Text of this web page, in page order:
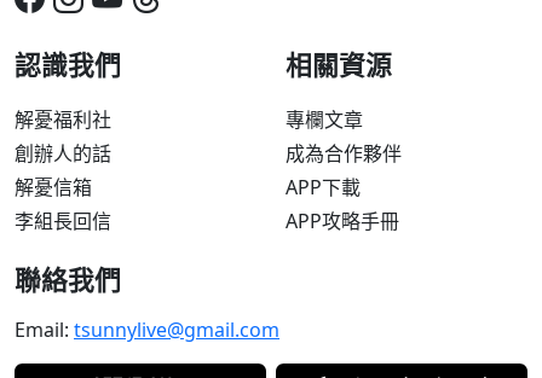
認識我們
解憂福利社
創辦人的話
解憂信箱
李組長回信
相關資源
專欄文章
成為合作夥伴
APP下載
APP攻略手冊
聯絡我們
Email: tsunnylive@gmail.com